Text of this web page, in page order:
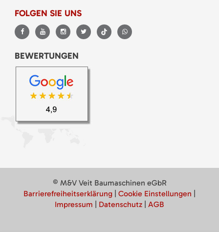
FOLGEN SIE UNS
BEWERTUNGEN
© M&V Veit Baumaschinen eGbR
Barrierefreiheitserklärung
Cookie Einstellungen
Impressum
Datenschutz AGB